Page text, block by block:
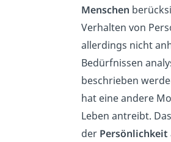
Menschen
Verhalten von
allerdings nicht
Bedürfnissen
beschrieben
hat eine andere
Leben antreibt.
der Persönlichkeit